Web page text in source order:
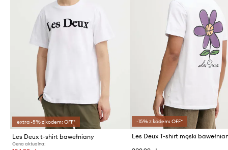
extra -5% z kodem: OFF*
Les Deux t-shirt bawełniany
Cena aktualna:
-15% z kodem: OFF*
Les Deux T-shirt męski